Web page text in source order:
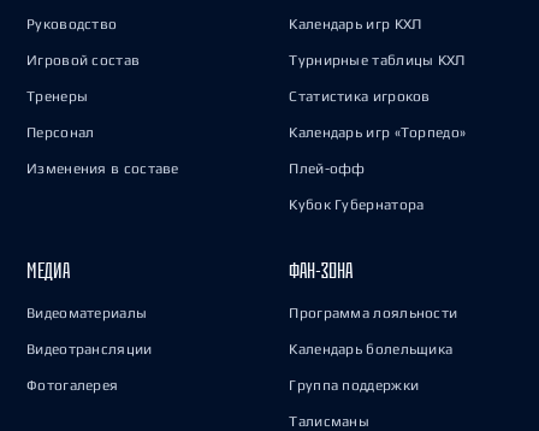
Руководство
Игровой состав
Тренеры
Персонал
Изменения в составе
Календарь игр КХЛ
Турнирные таблицы КХЛ
Статистика игроков
Календарь игр «Торпедо»
Плей-офф
Кубок Губернатора
МЕДИА
Видеоматериалы
Видеотрансляции
Фотогалерея
ФАН-ЗОНА
Программа лояльности
Календарь болельщика
Группа поддержки
Талисманы